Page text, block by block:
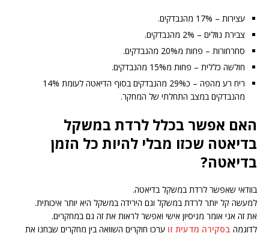
עצירות – 17% מהנבדקים.
צבירת נוזלים – 2% מהנבדקים.
סחרחורות – פחות מ20% מהנבדקים.
חולשה כללית – פחות מ15% מהנבדקים.
ריח רע מהפה – כ29% מהנבדקים בסוף הדיאטה לעומת 14%
מהנבדקים במצב התחלתי של המחקר.
האם אפשר בכלל לרדת במשקל
בדיאטה שכזו מבלי להיות כל הזמן
בדיאטה?
בוודאי שאפשר לרדת במשקל בדיאטה.
למעשה קל יותר לרדת במשקל וגם הירידה במשקל היא יותר איכותית.
את זה אני אומר מניסיון אישי ואפשר לראות את זה גם במחקרים.
לדוגמה בסקירה מדעית זו ערכו חוקרים השוואה בין מחקרים שבחנו את